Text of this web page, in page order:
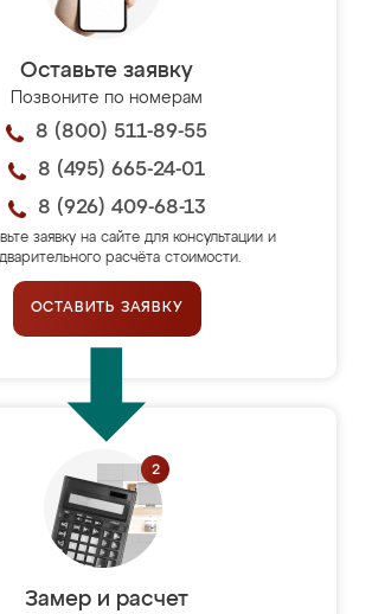
Оставьте заявку
Позвоните по номерам
8 (800) 511-89-55
8 (495) 665-24-01
8 (926) 409-68-13
заявку на сайте для консультации и
расчёта стоимости.
ОСТАВИТЬ ЗАЯВКУ
Замер и расчет